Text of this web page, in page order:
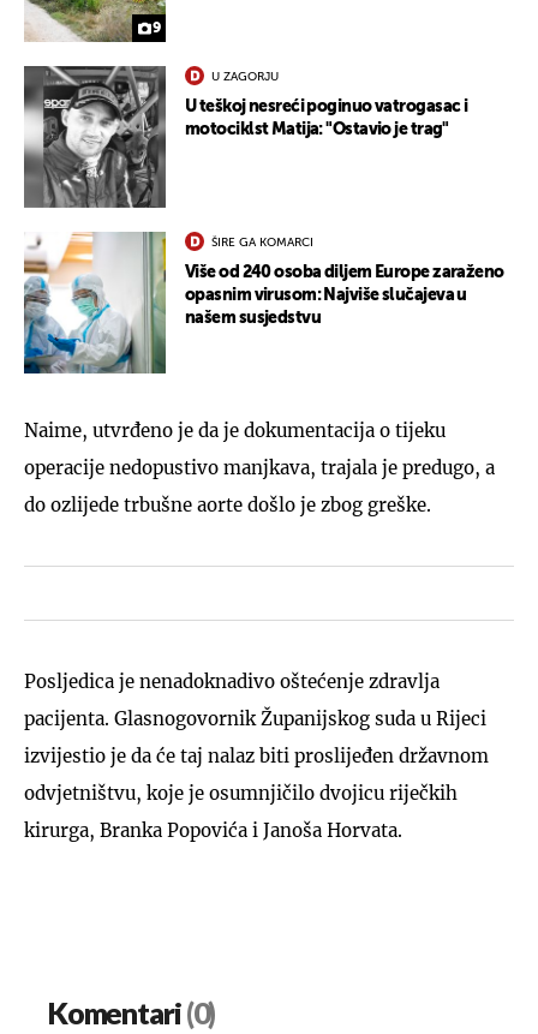
9
U ZAGORJU
U teškoj nesreći poginuo vatrogasac i
motociklst Matija: "Ostavio je trag"
ŠIRE GA KOMARCI
Više od 240 osoba diljem Europe zaraženo
opasnim virusom: Najviše slučajeva u
našem susjedstvu
Naime, utvrđeno je da je dokumentacija o tijeku
operacije nedopustivo manjkava, trajala je predugo, a
do ozlijede trbušne aorte došlo je zbog greške.
Posljedica je nenadoknadivo oštećenje zdravlja
pacijenta. Glasnogovornik Županijskog suda u Rijeci
izvijestio je da će taj nalaz biti proslijeđen državnom
odvjetništvu, koje je osumnjičilo dvojicu riječkih
kirurga, Branka Popovića i Janoša Horvata.
Komentari(0)